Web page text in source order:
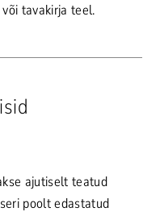
tavakirja teel.
ajutiselt teatud
poolt edastatud